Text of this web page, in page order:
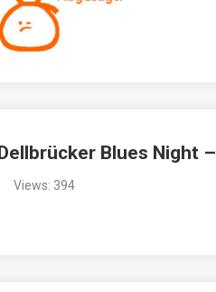
Dellbrücker Blues Night
Views: 394